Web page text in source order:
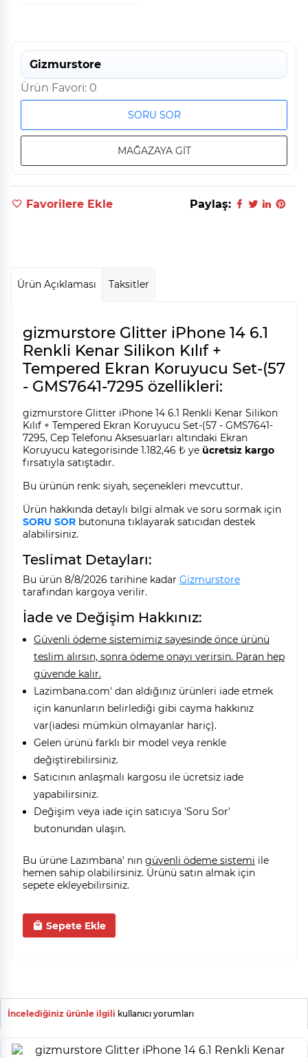
Gizmurstore
Ürün Favori: 0
SORU SOR
MAĞAZAYA GİT
Favorilere Ekle Paylaş:
Ürün Açıklaması Taksitler
gizmurstore Glitter iPhone 14 6.1
Renkli Kenar Silikon Kılıf +
Tempered Ekran Koruyucu Set-(57
- GMS7641-7295 özellikleri:
gizmurstore Glitter iPhone 14 6.1 Renkli Kenar Silikon
Kılıf + Tempered Ekran Koruyucu Set-(57 - GMS7641-
7295, Cep Telefonu Aksesuarları altındaki Ekran
Koruyucu kategorisinde 1.182,46 ₺ ye ücretsiz kargo
fırsatıyla satıştadır.
Bu ürünün renk: siyah, seçenekleri mevcuttur.
Ürün hakkında detaylı bilgi almak ve soru sormak için
SORU SOR butonuna tıklayarak satıcıdan destek
alabilirsiniz.
Teslimat Detayları:
Bu ürün 8/8/2026 tarihine kadar Gizmurstore
tarafından kargoya verilir.
İade ve Değişim Hakkınız:
Güvenli ödeme sistemimiz sayesinde önce ürünü
teslim alırsın, sonra ödeme onayı verirsin. Paran hep
güvende kalır.
Lazimbana.com' dan aldığınız ürünleri iade etmek
için kanunların belirlediği gibi cayma hakkınız
var(iadesi mümkün olmayanlar hariç).
Gelen ürünü farklı bir model veya renkle
değiştirebilirsiniz.
Satıcının anlaşmalı kargosu ile ücretsiz iade
yapabilirsiniz.
Değişim veya iade için satıcıya 'Soru Sor'
butonundan ulaşın.
Bu ürüne Lazımbana' nın güvenli ödeme sistemi ile
hemen sahip olabilirsiniz. Ürünü satın almak için
sepete ekleyebilirsiniz.
Sepete Ekle
İncelediğiniz ürünle ilgili kullanıcı yorumları